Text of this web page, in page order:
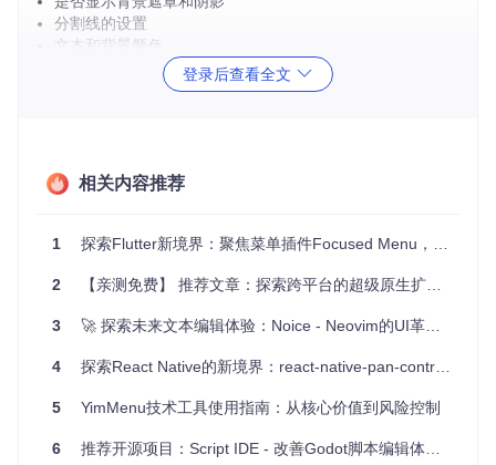
分割线的设置
文本和背景颜色
这一切都可以通过简单的代码配置完成，无需复杂的布局操
NirKxMenu 可广泛应用于各种需要快速选择操作的应用场景，
文件管理器的操作菜单等。无论是在社交应用、工具类应用还
是游戏应用中，都能找到它的身影，为用户提供直观且易于操
作的界面元素。
项目特点
高度可定制：从菜单的内容到外观，一切皆可调整，满足
简便易用：简洁的 API 设计使得集成和使用过程十分简
流畅动画：精心设计的过渡动画，使菜单弹出和消失自然
登录后查看全文
相关内容推荐
1 探索Flutter新境界：聚焦菜单插件Focused Menu，打造交互新体验🚀
2 【亲测免费】 推荐文章：探索跨平台的超级原生扩展——`super_native_extensions`
3 🚀 探索未来文本编辑体验：Noice - Neovim的UI革命者
4 探索React Native的新境界：react-native-pan-controller
5 YimMenu技术工具使用指南：从核心价值到风险控制
6 推荐开源项目：Script IDE - 改善Godot脚本编辑体验的神器